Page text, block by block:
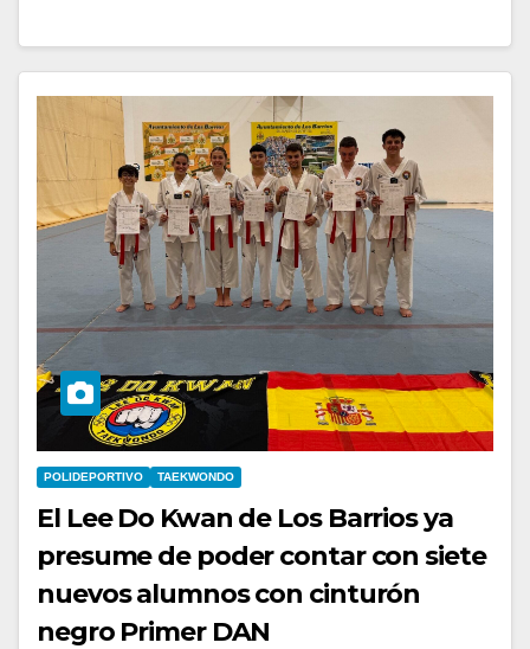
POLIDEPORTIVO TAEKWONDO
El Lee Do Kwan de Los Barrios ya
presume de poder contar con siete
nuevos alumnos con cinturón
negro Primer DAN